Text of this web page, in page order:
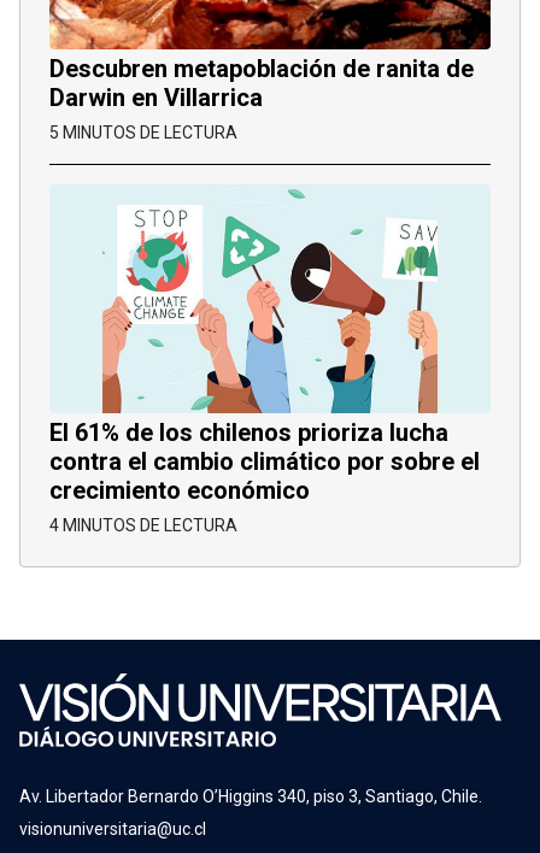
Descubren metapoblación de ranita de
Darwin en Villarrica
5 MINUTOS DE LECTURA
El 61% de los chilenos prioriza lucha
contra el cambio climático por sobre el
crecimiento económico
4 MINUTOS DE LECTURA
Av. Libertador Bernardo O’Higgins 340, piso 3, Santiago, Chile.
visionuniversitaria@uc.cl